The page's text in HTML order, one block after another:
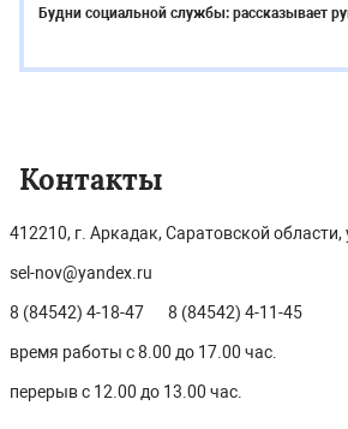
Будни социальной службы: рассказывает
Контакты
412210, г. Аркадак, Саратовской области,
sel-nov@yandex.ru
8 (84542) 4-18-47 8 (84542) 4-11-45
время работы с 8.00 до 17.00 час.
перерыв с 12.00 до 13.00 час.